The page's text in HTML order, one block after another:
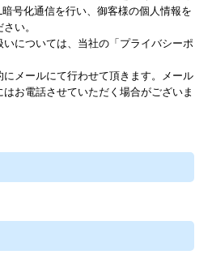
号化通信を行い、御客様の個人情報を
い。
については、当社の 「プライバシーポ
メールにて行わせて頂きます。メール
お電話させていただく場合がございま